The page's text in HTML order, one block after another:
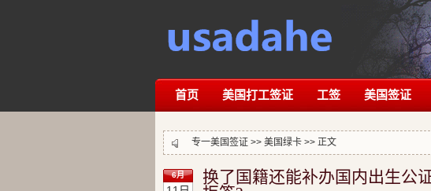
首页 美国打工签证 工签 美国签证
专一美国签证 >> 美国绿卡 >> 正文
6月
换了国籍还能补办国内出生公